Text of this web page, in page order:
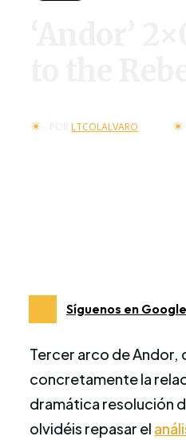
LTCOLALVARO
Síguenos en Google
Tercer arco de Andor,
concretamente la
dramática resolución
olvidéis repasar el